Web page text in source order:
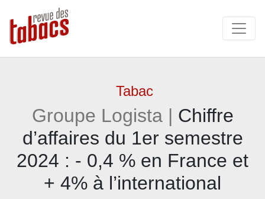
Tabac
Groupe Logista | Chiffre
d’affaires du 1er semestre
2024 : - 0,4 % en France et
+ 4% à l’international